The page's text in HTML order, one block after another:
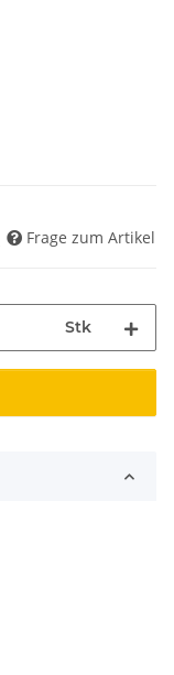
Frage zum Artikel
Stk